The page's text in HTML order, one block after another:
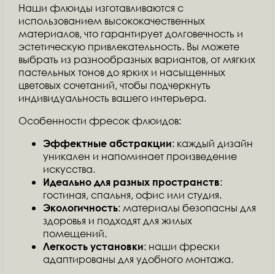
Наши флюиды изготавливаются с
использованием высококачественных
материалов, что гарантирует долговечность и
эстетическую привлекательность. Вы можете
выбрать из разнообразных вариантов, от мягких
пастельных тонов до ярких и насыщенных
цветовых сочетаний, чтобы подчеркнуть
индивидуальность вашего интерьера.
Особенности фресок флюидов:
Эффектные абстракции: каждый дизайн
уникален и напоминает произведение
искусства.
Идеально для разных пространств:
гостиная, спальня, офис или студия.
Экологичность: материалы безопасны для
здоровья и подходят для жилых
помещений.
Легкость установки: наши фрески
адаптированы для удобного монтажа.